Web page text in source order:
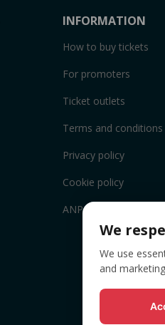
INFORMATION
How to buy tickets
For promoters
Ticket outlets
Terms and conditions
Privacy policy
Cookie policy
ANPC
We
We use
and